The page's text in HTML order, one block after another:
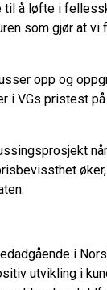
til å løfte i
som gjør at
opp og
i VGs pristest
i
utvikling i